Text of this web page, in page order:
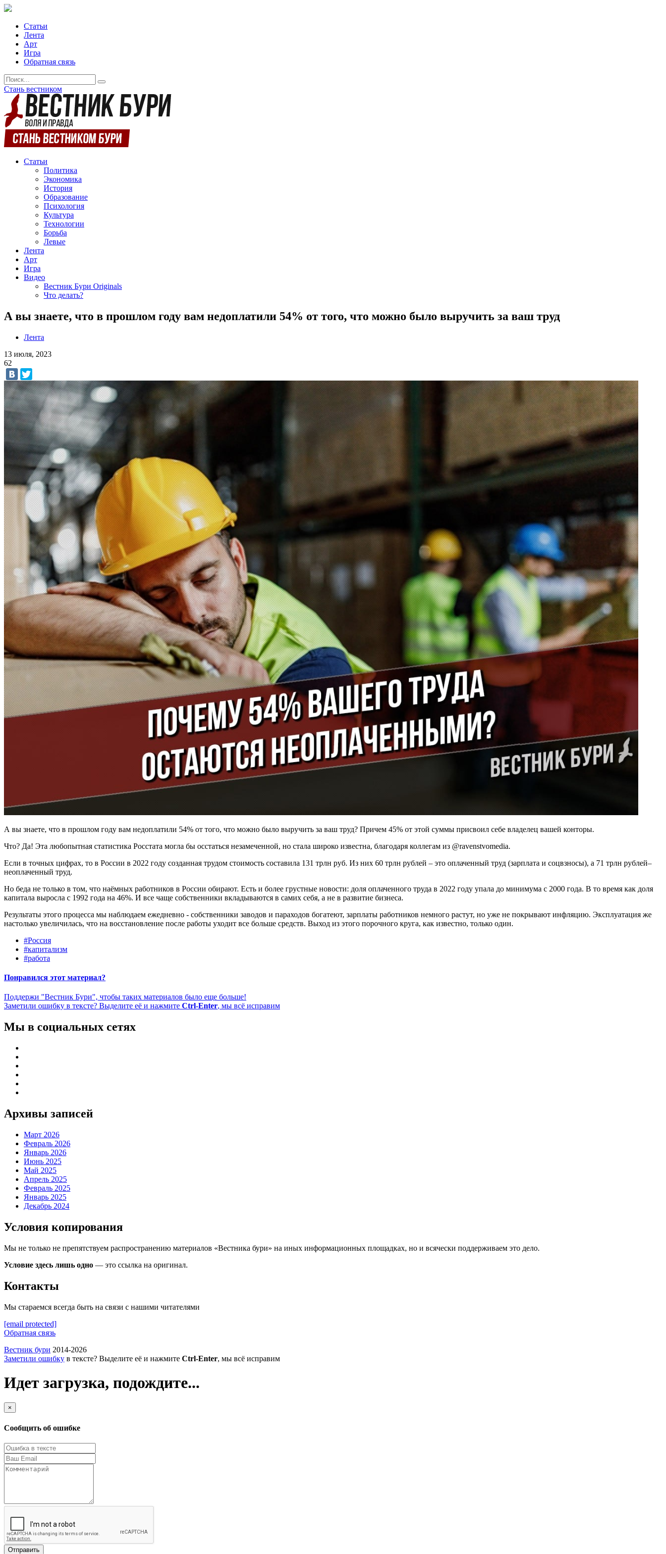
Статьи
Лента
Арт
Игра
Обратная связь
Стань вестником
Статьи
Политика
Экономика
История
Образование
Психология
Культура
Технологии
Борьба
Левые
Лента
Арт
Игра
Видео
Вестник Бури Originals
Что делать?
А вы знаете, что в прошлом году вам недоплатили 54% от того, что можно было выручить за ваш труд
Лента
13 июля, 2023
62
А вы знаете, что в прошлом году вам недоплатили 54% от того, что можно было выручить за ваш труд? Причем 45% от этой суммы присвоил себе владелец вашей конторы.
Что? Да! Эта любопытная статистика Росстата могла бы осстаться незамеченной, но стала широко известна, благодаря коллегам из @ravenstvomedia.
Если в точных цифрах, то в России в 2022 году созданная трудом стоимость составила 131 трлн руб. Из них 60 трлн рублей – это оплаченный труд (зарплата и соцвзносы), а 71 трлн рублей–
неоплаченный труд.
Но беда не только в том, что наёмных работников в России обирают. Есть и более грустные новости: доля оплаченного труда в 2022 году упала до минимума с 2000 года. В то время как доля
капитала выросла с 1992 года на 46%. И все чаще собственники вкладываются в самих себя, а не в развитие бизнеса.
Результаты этого процесса мы наблюдаем ежедневно - собственники заводов и параходов богатеют, зарплаты работников немного растут, но уже не покрывают инфляцию. Эксплуатация же
настолько увеличилась, что на восстановление после работы уходит все больше средств. Выход из этого порочного круга, как известно, только один.
#Россия
#капитализм
#работа
Понравился этот материал?
Поддержи "Вестник Бури", чтобы таких материалов было еще больше!
Заметили ошибку в тексте? Выделите её и нажмите Ctrl-Enter, мы всё исправим
Мы в социальных сетях
Архивы записей
Март 2026
Февраль 2026
Январь 2026
Июнь 2025
Май 2025
Апрель 2025
Февраль 2025
Январь 2025
Декабрь 2024
Условия копирования
Мы не только не препятствуем распространению материалов «Вестника бури» на иных информационных площадках, но и всячески поддерживаем это дело.
Условие здесь лишь одно — это ссылка на оригинал.
Контакты
Мы стараемся всегда быть на связи с нашими читателями
[email protected]
Обратная связь
Вестник бури 2014-2026
Заметили ошибку в тексте? Выделите её и нажмите Ctrl-Enter, мы всё исправим
Идет загрузка, подождите...
×
Сообщить об ошибке
Отправить